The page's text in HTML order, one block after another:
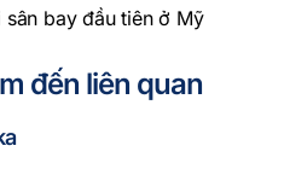
sân bay đầu tiên ở Mỹ
đến liên quan